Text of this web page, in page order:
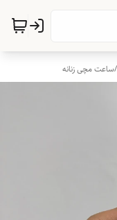
/ساعت مچی زنانه